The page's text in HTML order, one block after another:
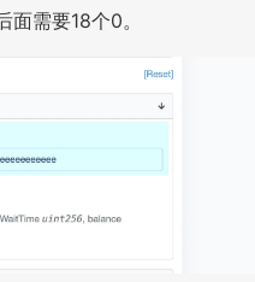
需要18个0。